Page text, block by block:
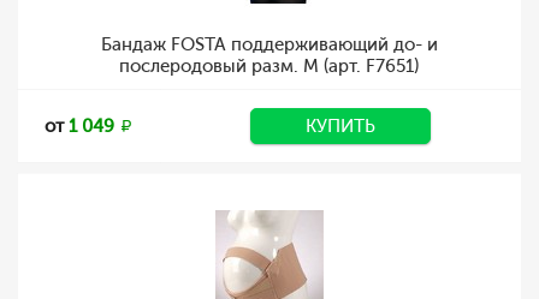
Бандаж FOSTA поддерживающий до- и
послеродовый разм. M (арт. F7651)
от1 049 КУПИТЬ